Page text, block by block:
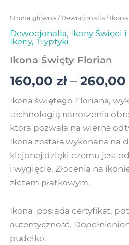
Strona główna /Dewocjonalia /
Dewocjonalia, Ikony Święci i
Ikony, Tryptyki
Ikona Święty Florian
160,00 zł – 260,00
Ikona świętego Floriana,
technologią nanoszenia
która pozwala na wierne
Ikona została wykonana na
klejonej dzięki czemu jest
i wygięcie. Złocenia na
złotem płatkowym.
Ikona posiada certyfikat,
autentyczność.
pudełko.